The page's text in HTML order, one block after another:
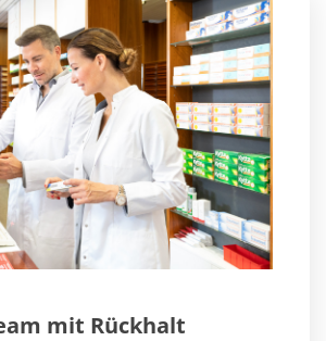
mit Rückhalt